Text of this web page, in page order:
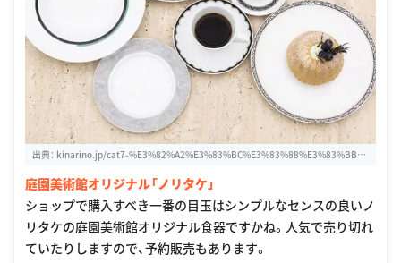
出典： kinarino.jp/cat7-%E3%82%A2%E3%83%BC%E3%83%88%E3%83%BB%
BE%85%E3%81%A3%E3%81%A6%E3%81%BE%E3%81%97%E3%81%9F%E
F%BC%81%E6%9D%B1%E4%BA%AC%E9%83%BD%E5%BA%AD%E5%9C%9
2%E7%BE%8E%E8%A1%93%E9%A4%A8%E3%81%8C3%E5%B9%B4%E3%8
1%B6%E3%82%8A%E3%81%AB%E3%83%AA%E3%83%8B%E3%83%A5%E3%
83%BC%E3%82%A2%E3%83%AB%E3%82%AA%E3%83%BC%E3%83%97%E
3%83%B3?page=2
庭園美術館オリジナル「ノリタケ」
ショップで購入すべき一番の目玉はシンプルなセンスの良いノ
リタケの庭園美術館オリジナル食器ですかね。人気で売り切れ
ていたりしますので、予約販売もあります。